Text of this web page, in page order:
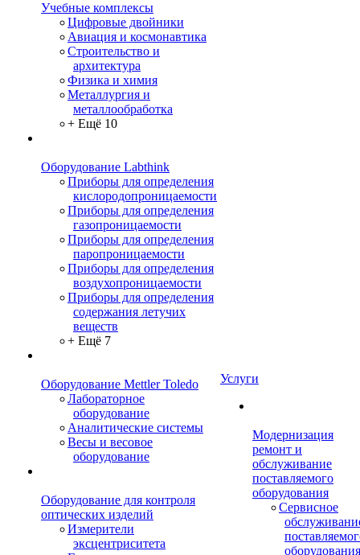
Учебные комплексы
Цифровые двойники
Авиация и космонавтика
Строительство и
архитектура
Физика и химия
Металлургия и
металлообработка
+ Ещё 10
Оборудование Labthink
Приборы для определения
кислородопроницаемости
Приборы для определения
газопроницаемости
Приборы для определения
паропроницаемости
Приборы для определения
воздухопроницаемости
Приборы для определения
содержания летучих
веществ
+ Ещё 7
Оборудование Mettler Toledo
Лабораторное
оборудование
Аналитические системы
Весы и весовое
оборудование
Оборудование для контроля
оптических изделий
Измерители
эксцентриситета
Услуги
Модернизация
ремонт и
обслуживание
поставляемого
оборудования
Сервисное
оборудования